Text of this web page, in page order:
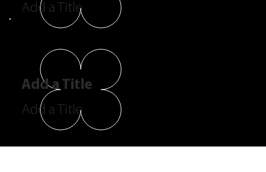
Add a Title
Add a Title
Add a Title